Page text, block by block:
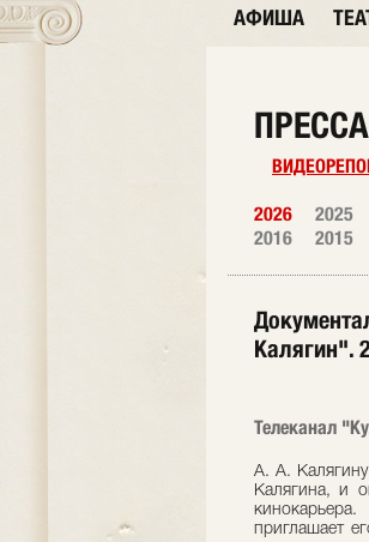
АФИША
ПРЕССА
2026 2025
2016
2015
Калягин".
Телеканал
А. А.
Калягина, и
приглашает